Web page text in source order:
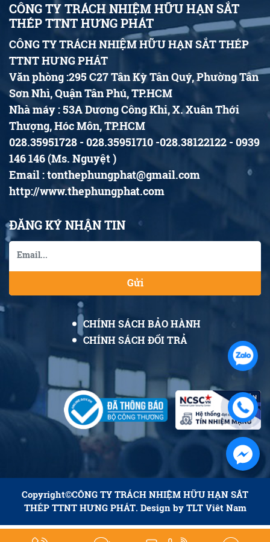
CÔNG TY TRÁCH NHIỆM HỮU HẠN SẮT
THÉP TTNT HƯNG PHÁT
CÔNG TY TRÁCH NHIỆM HỮU HẠN SẮT THÉP
TTNT HƯNG PHÁT
Văn phòng :295 C27 Tân Kỳ Tân Quý, Phường Tân
Sơn Nhì, Quận Tân Phú, TP.HCM
Nhà máy : 53A Dương Công Khi, X. Xuân Thới
Thượng, Hóc Môn, TP.HCM
028.35951728 - 028.35951710 -028.38122122 - 0939
146 146 (Ms. Nguyệt )
Email : tonthephungphat@gmail.com
http://www.thephungphat.com
ĐĂNG KÝ NHẬN TIN
Gửi
CHÍNH SÁCH BẢO HÀNH
CHÍNH SÁCH ĐỔI TRẢ
Copyright©CÔNG TY TRÁCH NHIỆM HỮU HẠN SẮT
THÉP TTNT HƯNG PHÁT. Design by TLT Viêt Nam